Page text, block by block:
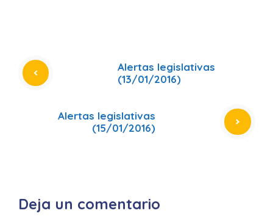
Alertas legislativas
(13/01/2016)
Alertas legislativas
(15/01/2016)
Deja un comentario